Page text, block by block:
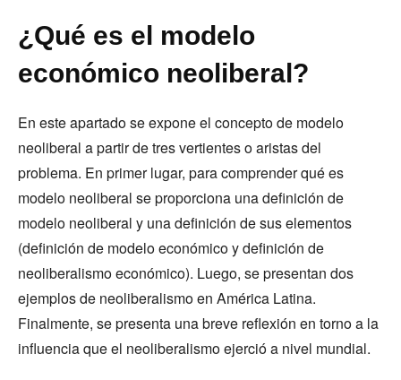
¿Qué es el modelo
económico neoliberal?
En este apartado se expone el concepto de modelo
neoliberal a partir de tres vertientes o aristas del
problema. En primer lugar, para comprender qué es
modelo neoliberal se proporciona una definición de
modelo neoliberal y una definición de sus elementos
(definición de modelo económico y definición de
neoliberalismo económico). Luego, se presentan dos
ejemplos de neoliberalismo en América Latina.
Finalmente, se presenta una breve reflexión en torno a la
influencia que el neoliberalismo ejerció a nivel mundial.